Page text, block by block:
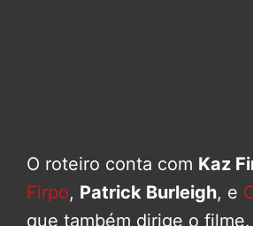
O roteiro conta com Kaz
Firpo, Patrick Burleigh, e
que também dirige o